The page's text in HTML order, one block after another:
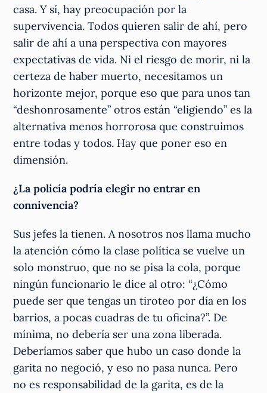
casa. Y sí, hay preocupación por la
supervivencia. Todos quieren salir de ahí, pero
salir de ahí a una perspectiva con mayores
expectativas de vida. Ni el riesgo de morir, ni la
certeza de haber muerto, necesitamos un
horizonte mejor, porque eso que para unos tan
“deshonrosamente” otros están “eligiendo” es la
alternativa menos horrorosa que construimos
entre todas y todos. Hay que poner eso en
dimensión.
¿La policía podría elegir no entrar en
connivencia?
Sus jefes la tienen. A nosotros nos llama mucho
la atención cómo la clase política se vuelve un
solo monstruo, que no se pisa la cola, porque
ningún funcionario le dice al otro: “¿Cómo
puede ser que tengas un tiroteo por día en los
barrios, a pocas cuadras de tu oficina?”. De
mínima, no debería ser una zona liberada.
Deberíamos saber que hubo un caso donde la
garita no negoció, y eso no pasa nunca. Pero
no es responsabilidad de la garita, es de la